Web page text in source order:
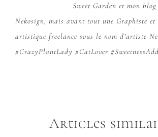
Sweet Garden et mon blog
Nekosign, mais avant tout une Graphiste et
artistique freelance sous le nom d’artiste
#CrazyPlantLady #CatLover
Articles